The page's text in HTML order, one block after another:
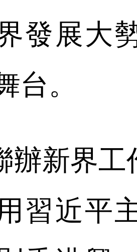
發展大
台。
辦新界工
習近平